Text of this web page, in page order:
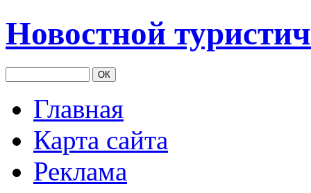
Новостной
Главная
Карта сайта
Реклама